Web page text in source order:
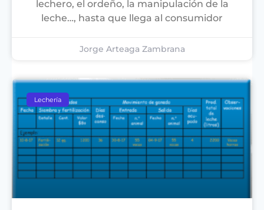
lechero, el ordeño, la manipulación de la
leche…, hasta que llega al consumidor
Jorge Arteaga Zambrana
Lechería